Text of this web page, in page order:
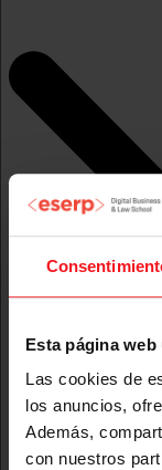
Esta página
Las cookies de
los anuncios,
Además,
con nuestros